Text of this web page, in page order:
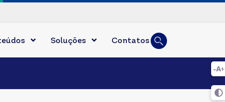
Busca
Digite duas ou
Soluções Contatos